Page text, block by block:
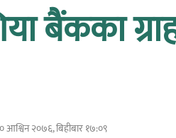
बैंकका
आश्विन २०७६, बिहीबार १७:०९